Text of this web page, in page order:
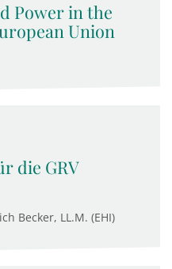
Power in the
Union
die GRV
Becker, LL.M. (EHI)